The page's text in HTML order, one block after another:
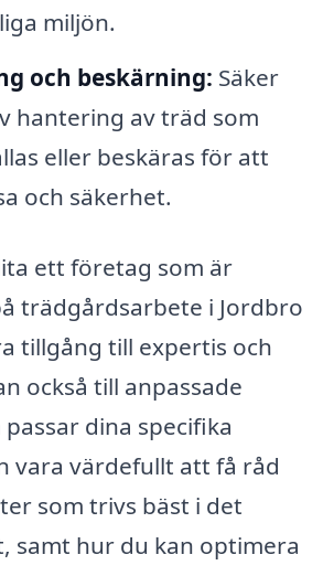
miljön.
och beskärning: Säker
hantering av träd som
eller beskäras för att
och säkerhet.
ett företag som är
trädgårdsarbete i Jordbro
tillgång till expertis och
också till anpassade
dina specifika
vara värdefullt att få råd
som trivs bäst i det
samt hur du kan optimera